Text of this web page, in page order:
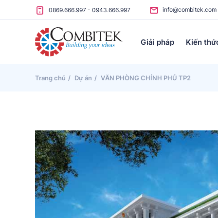
Skip to content
0869.666.997 - 0943.666.997 info@combitek.com
Giải pháp Kiến
Trang chủ Dự án VĂN PHÒNG CHÍNH PHỦ TP2